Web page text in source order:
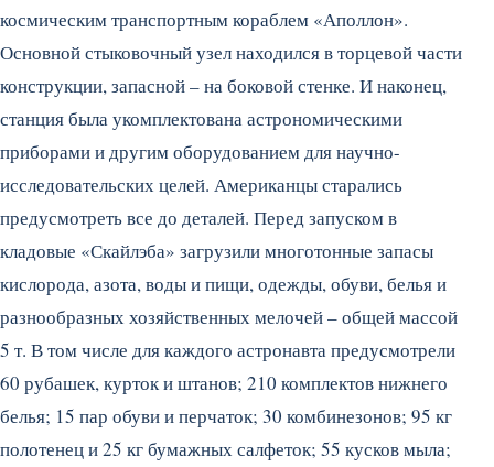
космическим транспортным кораблем «Аполлон».
Основной стыковочный узел находился в торцевой части
конструкции, запасной – на боковой стенке. И наконец,
станция была укомплектована астрономическими
приборами и другим оборудованием для научно-
исследовательских целей. Американцы старались
предусмотреть все до деталей. Перед запуском в
кладовые «Скайлэба» загрузили многотонные запасы
кислорода, азота, воды и пищи, одежды, обуви, белья и
разнообразных хозяйственных мелочей – общей массой
5 т. В том числе для каждого астронавта предусмотрели
60 рубашек, курток и штанов; 210 комплектов нижнего
белья; 15 пар обуви и перчаток; 30 комбинезонов; 95 кг
полотенец и 25 кг бумажных салфеток; 55 кусков мыла;